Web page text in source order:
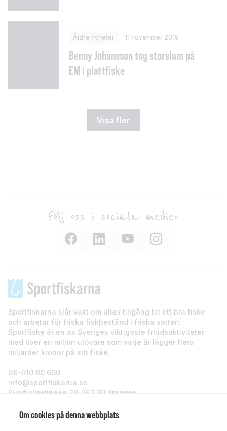
Om cookies på denna webbplats
Äldre nyheter 11 november 2019
Benny Johansson tog storslam på
EM i plattfiske
Visa fler
Följ oss i sociala medier
Sportfiskarna slår vakt om allas tillgång till ett bra fiske
och arbetar för friska fiskbestånd i friska vatten.
Sportfiske är en av Sveriges viktigaste fritidsaktiviteter
med över en miljon utövare som varje år lägger flera
miljarder kronor på sitt fiske.
08-410 80 600
info@sportfiskarna.se
Svartviksslingan 28, 167 39 Bromma
Sportfiskarna